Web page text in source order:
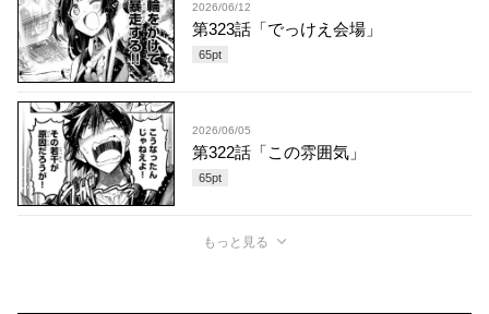
2026/06/12
第323話「でっけえ会場」
65pt
2026/06/05
第322話「この雰囲気」
65pt
もっと見る